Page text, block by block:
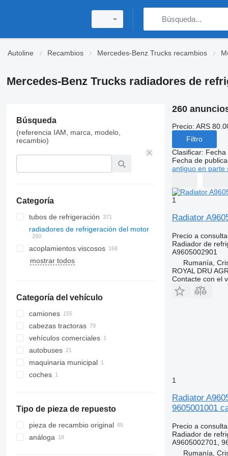
Autoline Recambios Mercedes-Benz Trucks recambios
Mercedes-Benz Trucks radiadores de
Búsqueda
(referencia IAM, marca, modelo,
recambio)
Categoría
tubos de refrigeración
radiadores de refrigeración del motor
acoplamientos viscosos
mostrar todos
Categoría del vehículo
camiones
cabezas tractoras
vehículos comerciales
autobuses
maquinaria municipal
vehículos municipales
coches
Tipo de pieza de repuesto
pieza de recambio original
análoga
260
Precio: ARS
Filtro
Clasificar: Fecha
Fecha de
antiguo en parte
1
Radiator
Precio a
Radiador de
A9605002901
Rumanía,
ROYAL DRU
Contacte con el
1
Radiator
9605001001
Precio a
Radiador de
A9605002701,
Rumanía,